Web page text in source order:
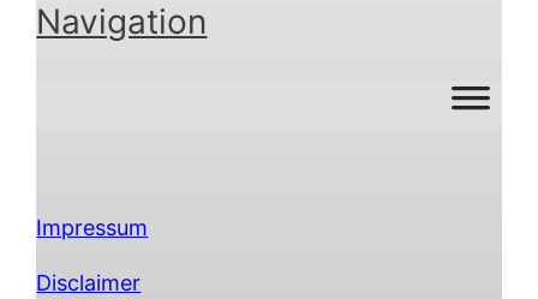
Navigation
Impressum
Disclaimer